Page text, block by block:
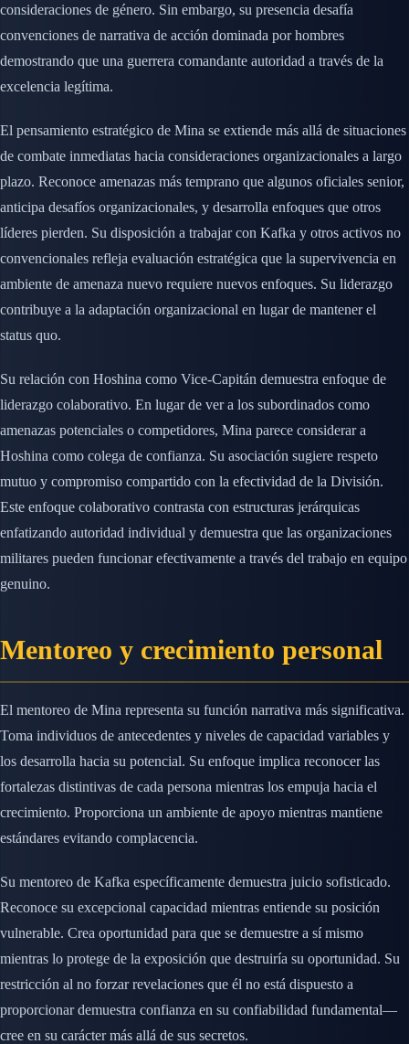
consideraciones de género. Sin embargo, su presencia desafía
convenciones de narrativa de acción dominada por hombres
demostrando que una guerrera comandante autoridad a través de la
excelencia legítima.
El pensamiento estratégico de Mina se extiende más allá de situaciones
de combate inmediatas hacia consideraciones organizacionales a largo
plazo. Reconoce amenazas más temprano que algunos oficiales senior,
anticipa desafíos organizacionales, y desarrolla enfoques que otros
líderes pierden. Su disposición a trabajar con Kafka y otros activos no
convencionales refleja evaluación estratégica que la supervivencia en
ambiente de amenaza nuevo requiere nuevos enfoques. Su liderazgo
contribuye a la adaptación organizacional en lugar de mantener el
status quo.
Su relación con Hoshina como Vice-Capitán demuestra enfoque de
liderazgo colaborativo. En lugar de ver a los subordinados como
amenazas potenciales o competidores, Mina parece considerar a
Hoshina como colega de confianza. Su asociación sugiere respeto
mutuo y compromiso compartido con la efectividad de la División.
Este enfoque colaborativo contrasta con estructuras jerárquicas
enfatizando autoridad individual y demuestra que las organizaciones
militares pueden funcionar efectivamente a través del trabajo en equipo
genuino.
Mentoreo y crecimiento personal
El mentoreo de Mina representa su función narrativa más significativa.
Toma individuos de antecedentes y niveles de capacidad variables y
los desarrolla hacia su potencial. Su enfoque implica reconocer las
fortalezas distintivas de cada persona mientras los empuja hacia el
crecimiento. Proporciona un ambiente de apoyo mientras mantiene
estándares evitando complacencia.
Su mentoreo de Kafka específicamente demuestra juicio sofisticado.
Reconoce su excepcional capacidad mientras entiende su posición
vulnerable. Crea oportunidad para que se demuestre a sí mismo
mientras lo protege de la exposición que destruiría su oportunidad. Su
restricción al no forzar revelaciones que él no está dispuesto a
proporcionar demuestra confianza en su confiabilidad fundamental—
cree en su carácter más allá de sus secretos.